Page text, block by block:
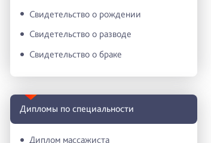
Свидетельство о рождении
Свидетельство о разводе
Свидетельство о браке
Дипломы по специальности
Диплом массажиста